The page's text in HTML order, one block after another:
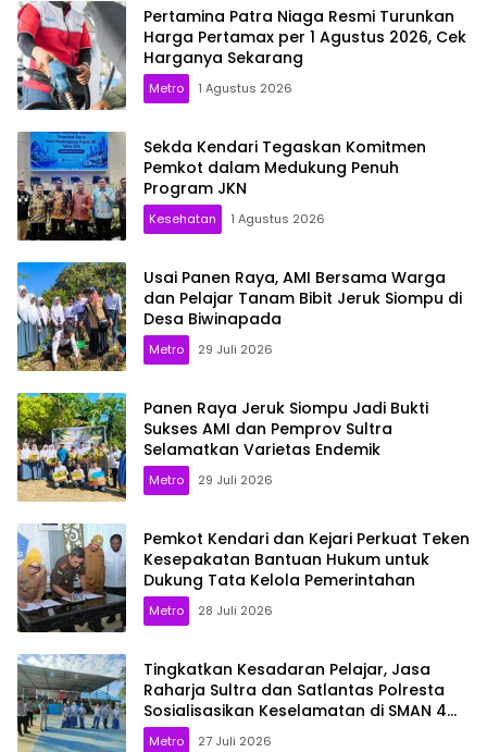
Pertamina Patra Niaga Resmi Turunkan
Harga Pertamax per 1 Agustus 2026, Cek
Harganya Sekarang
Metro 1 Agustus 2026
Sekda Kendari Tegaskan Komitmen
Pemkot dalam Medukung Penuh
Program JKN
Kesehatan 1 Agustus 2026
Usai Panen Raya, AMI Bersama Warga
dan Pelajar Tanam Bibit Jeruk Siompu di
Desa Biwinapada
Metro 29 Juli 2026
Panen Raya Jeruk Siompu Jadi Bukti
Sukses AMI dan Pemprov Sultra
Selamatkan Varietas Endemik
Metro 29 Juli 2026
Pemkot Kendari dan Kejari Perkuat Teken
Kesepakatan Bantuan Hukum untuk
Dukung Tata Kelola Pemerintahan
Metro 28 Juli 2026
Tingkatkan Kesadaran Pelajar, Jasa
Raharja Sultra dan Satlantas Polresta
Sosialisasikan Keselamatan di SMAN 4
Kendari
Metro 27 Juli 2026